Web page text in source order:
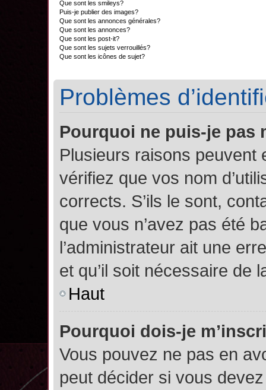
Que sont les smileys?
Puis-je publier des images?
Que sont les annonces générales?
Que sont les annonces?
Que sont les post-it?
Que sont les sujets verrouillés?
Que sont les icônes de sujet?
Problèmes
Pourquoi ne puis-je pas
Plusieurs raisons peuvent
vérifiez que vos nom
corrects. S’ils le sont,
que vous n’avez pas été
l’administrateur ait une
et qu’il soit nécessaire de
Haut
Pourquoi dois-je
Vous pouvez ne pas en
peut décider si vous